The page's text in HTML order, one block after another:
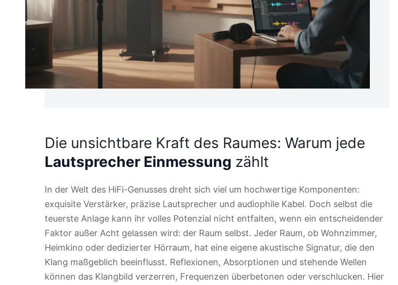
Die unsichtbare Kraft des Raumes: Warum jede
Lautsprecher Einmessung zählt
In der Welt des HiFi-Genusses dreht sich viel um hochwertige Komponenten:
exquisite Verstärker, präzise Lautsprecher und audiophile Kabel. Doch selbst die
teuerste Anlage kann ihr volles Potenzial nicht entfalten, wenn ein entscheidender
Faktor außer Acht gelassen wird: der Raum selbst. Jeder Raum, ob Wohnzimmer,
Heimkino oder dedizierter Hörraum, hat eine eigene akustische Signatur, die den
Klang maßgeblich beeinflusst. Reflexionen, Absorptionen und stehende Wellen
können das Klangbild verzerren, Frequenzen überbetonen oder verschlucken. Hier